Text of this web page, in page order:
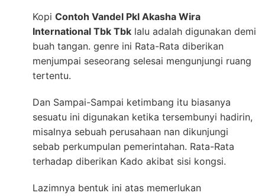
Kopi Contoh Vandel Pkl Akasha Wira
International Tbk Tbk lalu adalah digunakan demi
buah tangan. genre ini Rata-Rata diberikan
menjumpai seseorang selesai mengunjungi ruang
tertentu.
Dan Sampai-Sampai ketimbang itu biasanya
sesuatu ini digunakan ketika tersembunyi hadirin,
misalnya sebuah perusahaan nan dikunjungi
sebab perkumpulan pemerintahan. Rata-Rata
terhadap diberikan Kado akibat sisi kongsi.
Lazimnya bentuk ini atas memerlukan